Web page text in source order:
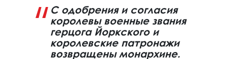
С одобрения и согласия
королевы военные звания
герцога Йоркского и
королевские патронажи
возвращены монархине.